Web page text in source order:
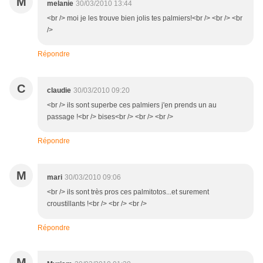
melanie 30/03/2010 13:44
<br /> moi je les trouve bien jolis tes palmiers!<br /> <br /> <br
/>
Répondre
C claudie 30/03/2010 09:20
<br /> ils sont superbe ces palmiers j'en prends un au
passage !<br /> bises<br /> <br /> <br />
Répondre
M mari 30/03/2010 09:06
<br /> ils sont très pros ces palmitotos...et surement
croustillants !<br /> <br /> <br />
Répondre